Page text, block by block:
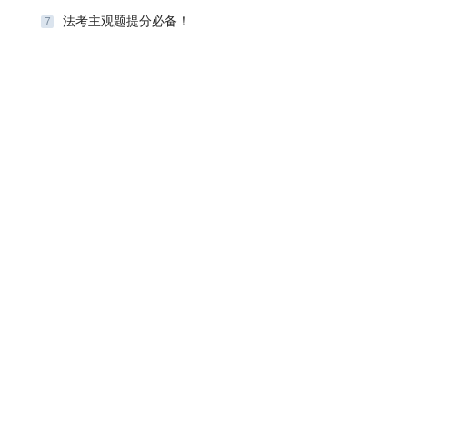
7 法考主观题提分必备！